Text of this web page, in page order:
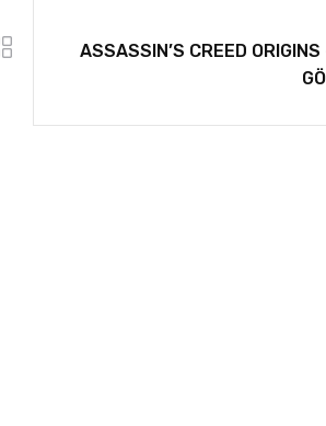
ASSASSIN’S CREED